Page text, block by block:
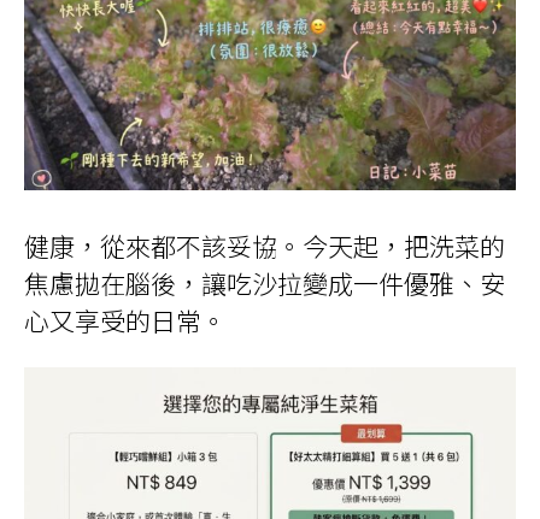
健康，從來都不該妥協。今天起，把洗菜的
焦慮拋在腦後，讓吃沙拉變成一件優雅、安
心又享受的日常。